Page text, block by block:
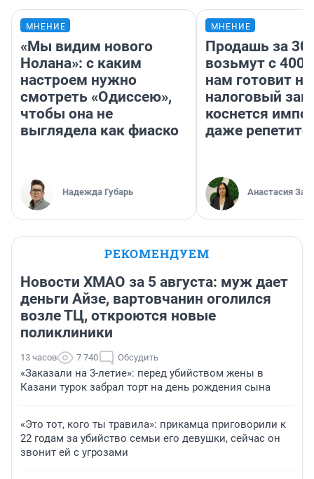
МНЕНИЕ
«Мы видим нового
Нолана»: с каким
настроем нужно
смотреть «Одиссею»,
чтобы она не
выглядела как фиаско
Надежда Губарь
МНЕНИЕ
Продашь за
возьмут с
нам готовит
налоговый
коснется
даже
Анастасия
РЕКОМЕНДУЕМ
Новости ХМАО за 5 августа: муж дает
деньги Айзе, вартовчанин оголился
возле ТЦ, откроются новые
поликлиники
13 часов 7 740 Обсудить
«Заказали на 3-летие»: перед убийством жены в
Казани турок забрал торт на день рождения сына
«Это тот, кого ты травила»: прикамца приговорили к
22 годам за убийство семьи его девушки, сейчас он
звонит ей с угрозами